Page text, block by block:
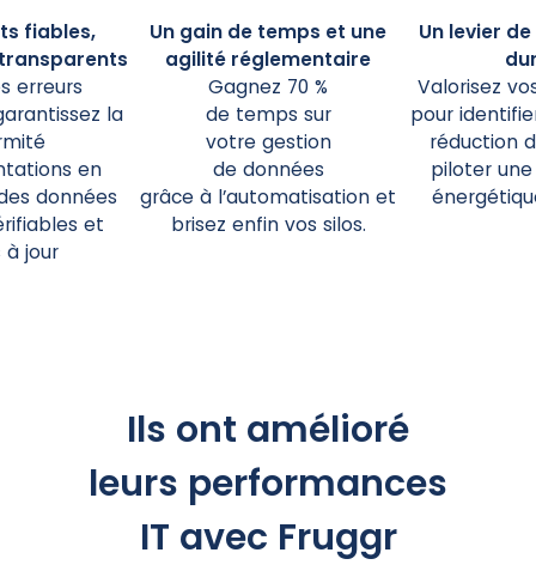
fiables,
erreurs
la
en
données
et
à jour
Un gain de temps et une
agilité réglementaire
Gagnez 70 %
de temps sur
votre gestion
de données
grâce à l’automatisation et
brisez enfin vos silos.
Un levier
Valorisez
pour
réduction
piloter
Ils ont amélioré
leurs performances
IT avec Fruggr